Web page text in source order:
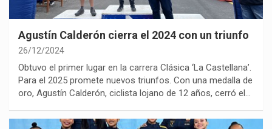
Agustín Calderón cierra el 2024 con un triunfo
26/12/2024
Obtuvo el primer lugar en la carrera Clásica ‘La Castellana’.
Para el 2025 promete nuevos triunfos. Con una medalla de
oro, Agustín Calderón, ciclista lojano de 12 años, cerró el…